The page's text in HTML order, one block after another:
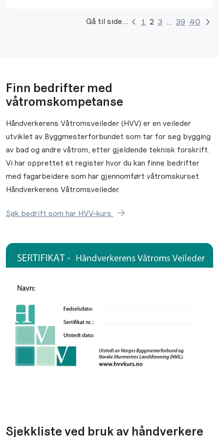
Gå til side... 1 2 3 … 39 40
Finn bedrifter med
våtromskompetanse
Håndverkerens Våtromsveileder (HVV) er en veileder
utviklet av Byggmesterforbundet som tar for seg bygging
av bad og andre våtrom, etter gjeldende teknisk forskrift.
Vi har opprettet et register hvor du kan finne bedrifter
med fagarbeidere som har gjennomført våtromskurset
Håndverkerens Våtromsveileder.
Søk bedrift som har HVV-kurs
Sjekkliste ved bruk av håndverkere